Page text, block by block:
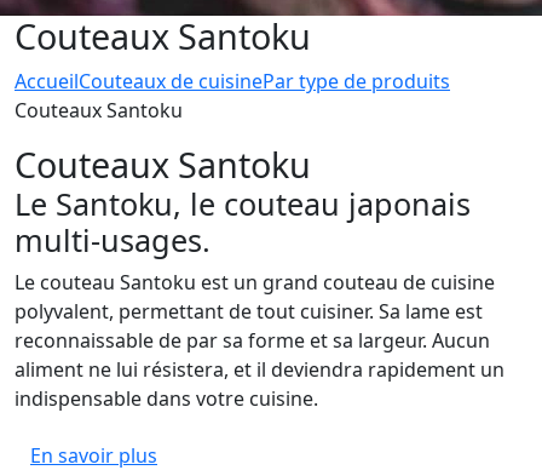
Couteaux Santoku
AccueilCouteaux de cuisinePar type de produits
Couteaux Santoku
Couteaux Santoku
Le Santoku, le couteau japonais
multi-usages.
Le couteau Santoku est un grand couteau de cuisine
polyvalent, permettant de tout cuisiner. Sa lame est
reconnaissable de par sa forme et sa largeur. Aucun
aliment ne lui résistera, et il deviendra rapidement un
indispensable dans votre cuisine.
En savoir plus